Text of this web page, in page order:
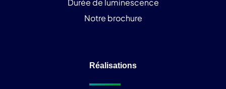
Durée de luminescence
Notre brochure
Réalisations